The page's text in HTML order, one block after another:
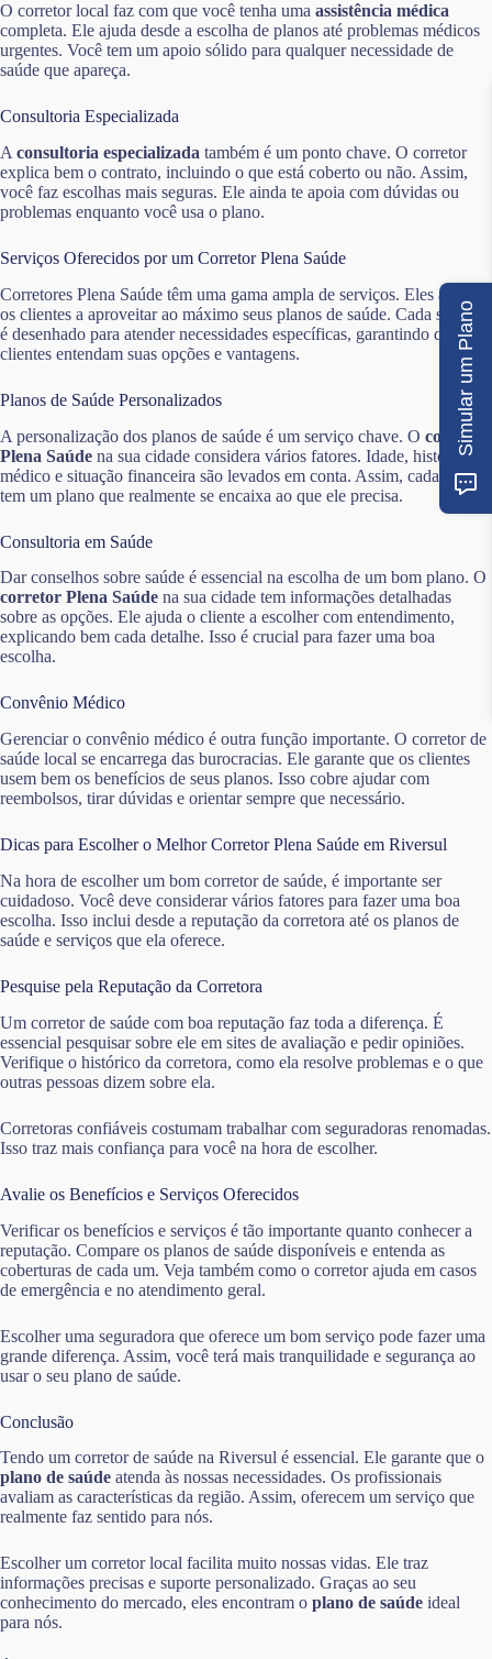
O corretor local faz com que você tenha uma assistência médica
completa. Ele ajuda desde a escolha de planos até problemas médicos
urgentes. Você tem um apoio sólido para qualquer necessidade de
saúde que apareça.
Consultoria Especializada
A consultoria especializada também é um ponto chave. O corretor
explica bem o contrato, incluindo o que está coberto ou não. Assim,
você faz escolhas mais seguras. Ele ainda te apoia com dúvidas ou
problemas enquanto você usa o plano.
Serviços Oferecidos por um Corretor Plena Saúde
Corretores Plena Saúde têm uma gama ampla de serviços. Eles ajudam
os clientes a aproveitar ao máximo seus planos de saúde. Cada serviço
é desenhado para atender necessidades específicas, garantindo que os
clientes entendam suas opções e vantagens.
Planos de Saúde Personalizados
A personalização dos planos de saúde é um serviço chave. O corretor
Plena Saúde na sua cidade considera vários fatores. Idade, histórico
médico e situação financeira são levados em conta. Assim, cada cliente
tem um plano que realmente se encaixa ao que ele precisa.
Consultoria em Saúde
Dar conselhos sobre saúde é essencial na escolha de um bom plano. O
corretor Plena Saúde na sua cidade tem informações detalhadas
sobre as opções. Ele ajuda o cliente a escolher com entendimento,
explicando bem cada detalhe. Isso é crucial para fazer uma boa
escolha.
Convênio Médico
Gerenciar o convênio médico é outra função importante. O corretor de
saúde local se encarrega das burocracias. Ele garante que os clientes
usem bem os benefícios de seus planos. Isso cobre ajudar com
reembolsos, tirar dúvidas e orientar sempre que necessário.
Dicas para Escolher o Melhor Corretor Plena Saúde em Riversul
Na hora de escolher um bom corretor de saúde, é importante ser
cuidadoso. Você deve considerar vários fatores para fazer uma boa
escolha. Isso inclui desde a reputação da corretora até os planos de
saúde e serviços que ela oferece.
Pesquise pela Reputação da Corretora
Um corretor de saúde com boa reputação faz toda a diferença. É
essencial pesquisar sobre ele em sites de avaliação e pedir opiniões.
Verifique o histórico da corretora, como ela resolve problemas e o que
outras pessoas dizem sobre ela.
Corretoras confiáveis costumam trabalhar com seguradoras renomadas.
Isso traz mais confiança para você na hora de escolher.
Avalie os Benefícios e Serviços Oferecidos
Verificar os benefícios e serviços é tão importante quanto conhecer a
reputação. Compare os planos de saúde disponíveis e entenda as
coberturas de cada um. Veja também como o corretor ajuda em casos
de emergência e no atendimento geral.
Escolher uma seguradora que oferece um bom serviço pode fazer uma
grande diferença. Assim, você terá mais tranquilidade e segurança ao
usar o seu plano de saúde.
Conclusão
Tendo um corretor de saúde na Riversul é essencial. Ele garante que o
plano de saúde atenda às nossas necessidades. Os profissionais
avaliam as características da região. Assim, oferecem um serviço que
realmente faz sentido para nós.
Escolher um corretor local facilita muito nossas vidas. Ele traz
informações precisas e suporte personalizado. Graças ao seu
conhecimento do mercado, eles encontram o plano de saúde ideal
para nós.
Simular um Plano